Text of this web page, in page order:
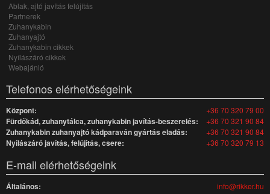
Ablak, ajtó javítás felújítás
Partnerek
Zuhanykabin
Zuhanyajtó
Zuhanykabin cikkek
Nyílászáró cikkek
Webajánló
Telefonos elérhetőségeink
Központ: +36 70 320 79 00
Fürdőkád, zuhanytálca, zuhanykabin javítás-beszerelés: +36 70 321 90 84
Zuhanykabin zuhanyajtó kádparaván gyártás eladás: +36 70 321 90 84
Nyílászáró javítás, felújítás, csere: +36 70 320 79 13
E-mail elérhetőségeink
Általános: info@rikker.hu